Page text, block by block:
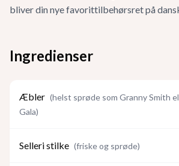
bliver din nye favorittilbehørsret på
Ingredienser
Æbler (helst sprøde som Granny Smith
Gala)
Selleri stilke (friske og sprøde)